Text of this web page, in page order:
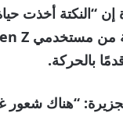
إن “النكتة أخذت
بالحركة.
“هناك شعور